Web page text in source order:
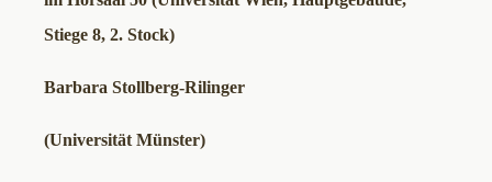
Stiege 8, 2. Stock)
Barbara Stollberg-Rilinger
(Universität Münster)